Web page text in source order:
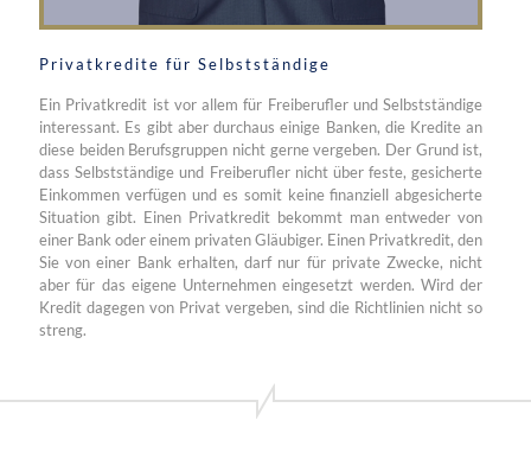
Privatkredite für Selbstständige
Ein Privatkredit ist vor allem für Freiberufler und Selbstständige
interessant. Es gibt aber durchaus einige Banken, die Kredite an
diese beiden Berufsgruppen nicht gerne vergeben. Der Grund ist,
dass Selbstständige und Freiberufler nicht über feste, gesicherte
Einkommen verfügen und es somit keine finanziell abgesicherte
Situation gibt. Einen Privatkredit bekommt man entweder von
einer Bank oder einem privaten Gläubiger. Einen Privatkredit, den
Sie von einer Bank erhalten, darf nur für private Zwecke, nicht
aber für das eigene Unternehmen eingesetzt werden. Wird der
Kredit dagegen von Privat vergeben, sind die Richtlinien nicht so
streng.